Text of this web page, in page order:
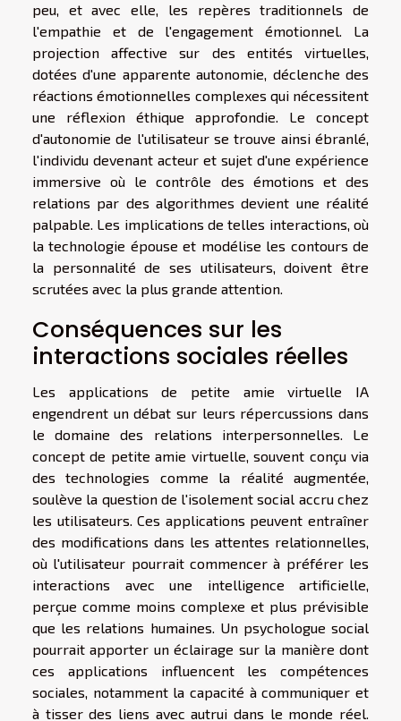
peu, et avec elle, les repères traditionnels de
l'empathie et de l'engagement émotionnel. La
projection affective sur des entités virtuelles,
dotées d'une apparente autonomie, déclenche des
réactions émotionnelles complexes qui nécessitent
une réflexion éthique approfondie. Le concept
d'autonomie de l'utilisateur se trouve ainsi ébranlé,
l'individu devenant acteur et sujet d'une expérience
immersive où le contrôle des émotions et des
relations par des algorithmes devient une réalité
palpable. Les implications de telles interactions, où
la technologie épouse et modélise les contours de
la personnalité de ses utilisateurs, doivent être
scrutées avec la plus grande attention.
Conséquences sur les
interactions sociales réelles
Les applications de petite amie virtuelle IA
engendrent un débat sur leurs répercussions dans
le domaine des relations interpersonnelles. Le
concept de petite amie virtuelle, souvent conçu via
des technologies comme la réalité augmentée,
soulève la question de l'isolement social accru chez
les utilisateurs. Ces applications peuvent entraîner
des modifications dans les attentes relationnelles,
où l'utilisateur pourrait commencer à préférer les
interactions avec une intelligence artificielle,
perçue comme moins complexe et plus prévisible
que les relations humaines. Un psychologue social
pourrait apporter un éclairage sur la manière dont
ces applications influencent les compétences
sociales, notamment la capacité à communiquer et
à tisser des liens avec autrui dans le monde réel.